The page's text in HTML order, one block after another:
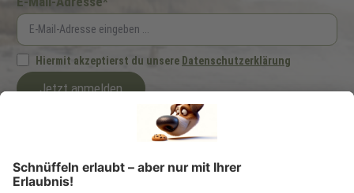
Hiermit akzeptierst du unsere Datenschutzerklärung
Jetzt anmelden
Ich möchte regelmäßig von der Schecker GmbH über Hundefutter und -zubehör
per E-Mail informiert werden. Diese Einwilligung kann ich jederzeit unter
"Abmelden" am Ende jeder E-Mail widerrufen.
kombinierbar und nicht auszahlbar. Gültig 6 Monate ab Erhalt, nicht für frühere
Bestellungen. Klicks werten wir anonym aus – ohne Rückschluss auf Dich. Deine
Daten bleiben bei uns (Schecker GmbH) und werden nicht weitergegeben. Auf